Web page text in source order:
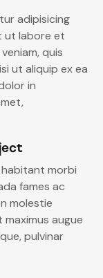
adipisicing
ut labore et
quis
ut aliquip ex ea
in
habitant morbi
fames ac
molestie
augue
pulvinar